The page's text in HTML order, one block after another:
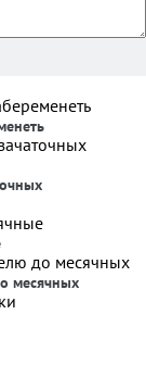
месячных